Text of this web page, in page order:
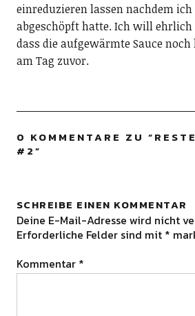
einreduzieren lassen nachdem
abgeschöpft hatte. Ich will ehrlich
dass die aufgewärmte Sauce
am Tag zuvor.
0 KOMMENTARE ZU “
#2”
SCHREIBE EINEN KOMMENTAR
Deine E-Mail-Adresse wird nicht
Erforderliche Felder sind mit *
Kommentar *